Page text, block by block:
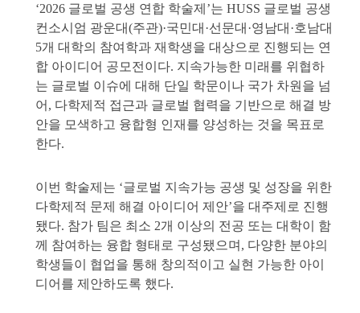
‘2026 글로벌 공생 연합 학술제’는 HUSS 글로벌 공생
컨소시엄 광운대(주관)·국민대·선문대·영남대·호남대
5개 대학의 참여학과 재학생을 대상으로 진행되는 연
합 아이디어 공모전이다. 지속가능한 미래를 위협하
는 글로벌 이슈에 대해 단일 학문이나 국가 차원을 넘
어, 다학제적 접근과 글로벌 협력을 기반으로 해결 방
안을 모색하고 융합형 인재를 양성하는 것을 목표로
한다.
이번 학술제는 ‘글로벌 지속가능 공생 및 성장을 위한
다학제적 문제 해결 아이디어 제안’을 대주제로 진행
됐다. 참가 팀은 최소 2개 이상의 전공 또는 대학이 함
께 참여하는 융합 형태로 구성됐으며, 다양한 분야의
학생들이 협업을 통해 창의적이고 실현 가능한 아이
디어를 제안하도록 했다.